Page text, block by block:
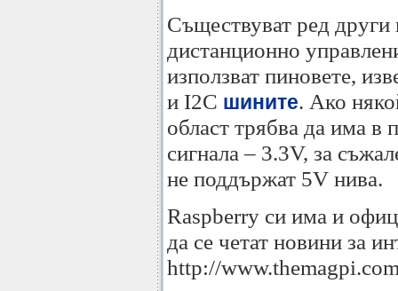
Съществуват ред други
дистанционно
използват пиновете,
и I2C шините. Ако
област трябва да има в
сигнала – 3.3V, за
не поддържат 5V нива.
Raspberry си има и
да се четат новини за
http://